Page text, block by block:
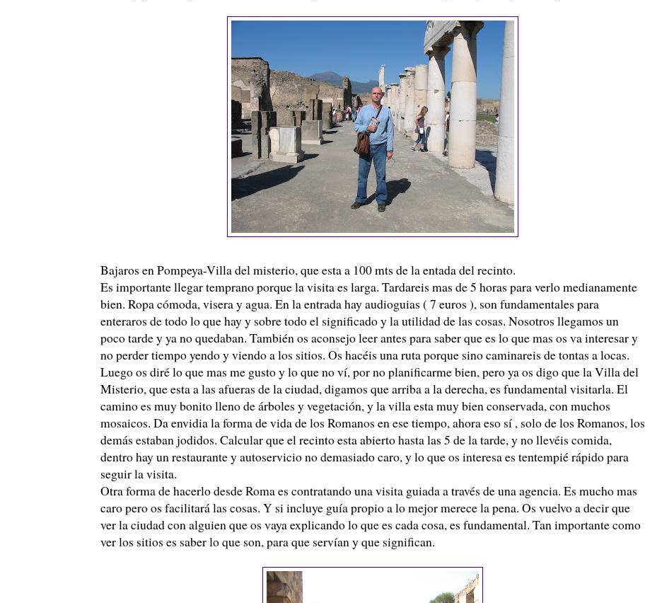
Bajaros en Pompeya-Villa del misterio, que esta a 100 mts de la entada del recinto.
Es importante llegar temprano porque la visita es larga. Tardareis mas de 5 horas para verlo medianamente
bien. Ropa cómoda, visera y agua. En la entrada hay audioguias ( 7 euros ), son fundamentales para
enteraros de todo lo que hay y sobre todo el significado y la utilidad de las cosas. Nosotros llegamos un
poco tarde y ya no quedaban. También os aconsejo leer antes para saber que es lo que mas os va interesar y
no perder tiempo yendo y viendo a los sitios. Os hacéis una ruta porque sino caminareis de tontas a locas.
Luego os diré lo que mas me gusto y lo que no ví, por no planificarme bien, pero ya os digo que la Villa del
Misterio, que esta a las afueras de la ciudad, digamos que arriba a la derecha, es fundamental visitarla. El
camino es muy bonito lleno de árboles y vegetación, y la villa esta muy bien conservada, con muchos
mosaicos. Da envidia la forma de vida de los Romanos en ese tiempo, ahora eso sí , solo de los Romanos, los
demás estaban jodidos. Calcular que el recinto esta abierto hasta las 5 de la tarde, y no llevéis comida,
dentro hay un restaurante y autoservicio no demasiado caro, y lo que os interesa es tentempié rápido para
seguir la visita.
Otra forma de hacerlo desde Roma es contratando una visita guiada a través de una agencia. Es mucho mas
caro pero os facilitará las cosas. Y si incluye guía propio a lo mejor merece la pena. Os vuelvo a decir que
ver la ciudad con alguien que os vaya explicando lo que es cada cosa, es fundamental. Tan importante como
ver los sitios es saber lo que son, para que servían y que significan.